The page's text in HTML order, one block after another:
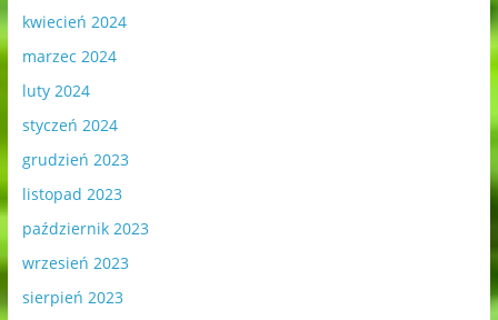
kwiecień 2024
marzec 2024
luty 2024
styczeń 2024
grudzień 2023
listopad 2023
październik 2023
wrzesień 2023
sierpień 2023